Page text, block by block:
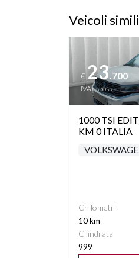
Veicoli
Vedi dettagli
€23.700
IVA esposta
1000 TSI
KM 0 ITALIA
Chilometri
10 km
Cilindrata
999